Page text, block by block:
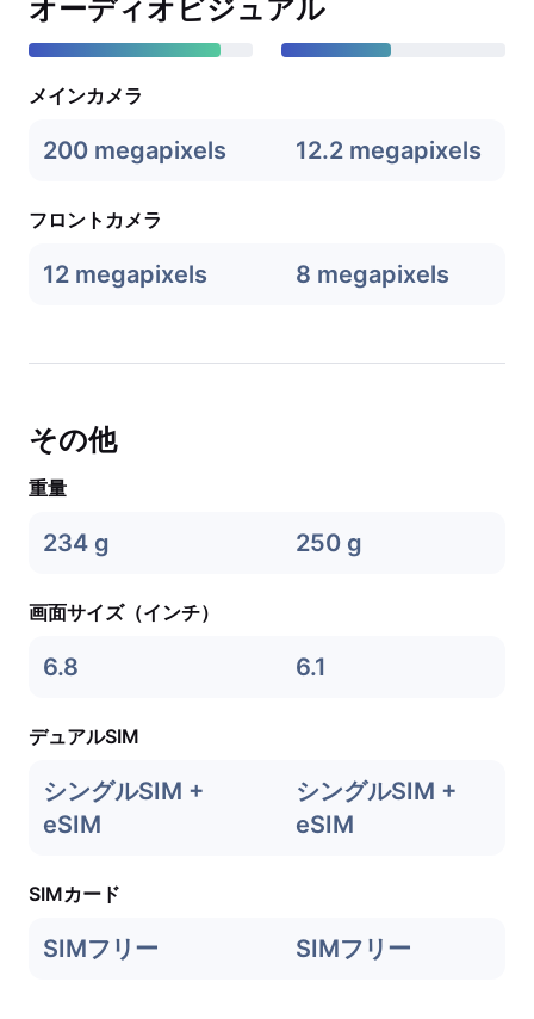
オーディオビジュアル
メインカメラ
200 megapixels 12.2 megapixels
フロントカメラ
12 megapixels 8 megapixels
その他
重量
234 g 250 g
画面サイズ（インチ）
6.8 6.1
デュアルSIM
シングルSIM +
eSIM
シングルSIM +
eSIM
SIMカード
SIMフリー SIMフリー